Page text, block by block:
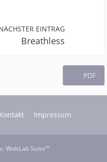
EINTRAG
Breathless
PDF
Kontakt Impressum
WoltLab Suite™